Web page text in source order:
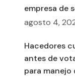
empresa de
agosto 4,
Hacedores
antes de
para manejo